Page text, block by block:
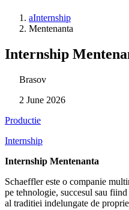
aInternship
Mentenanta
Internship
Brasov
2 June 2026
Productie
Internship
Internship Mentenanta
Schaeffler este o companie
pe tehnologie, succesul sau
al traditiei indelungate de